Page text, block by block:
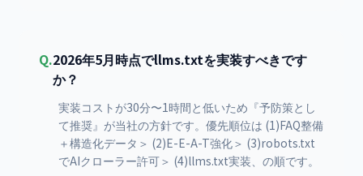
Q.2026年5月時点でllms.txtを実装すべきです
か？
実装コストが30分〜1時間と低いため『予防策とし
て推奨』が当社の方針です。優先順位は (1)FAQ整備
＋構造化データ＞ (2)E-E-A-T強化＞ (3)robots.txt
でAIクローラー許可＞ (4)llms.txt実装、の順です。